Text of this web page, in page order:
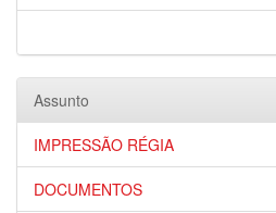
Assunto
IMPRESSÃO RÉGIA
DOCUMENTOS